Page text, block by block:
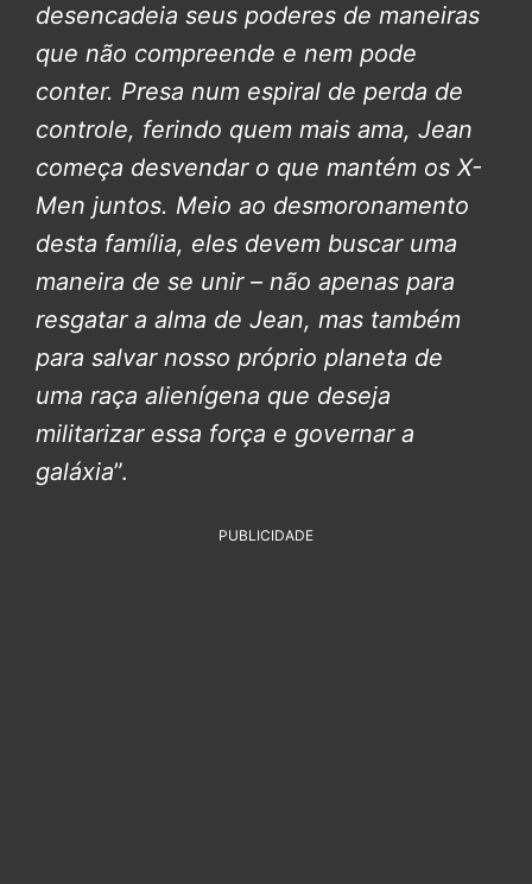
desencadeia seus poderes de maneiras
que não compreende e nem pode
conter. Presa num espiral de perda de
controle, ferindo quem mais ama, Jean
começa desvendar o que mantém os X-
Men juntos. Meio ao desmoronamento
desta família, eles devem buscar uma
maneira de se unir – não apenas para
resgatar a alma de Jean, mas também
para salvar nosso próprio planeta de
uma raça alienígena que deseja
militarizar essa força e governar a
galáxia”.
PUBLICIDADE